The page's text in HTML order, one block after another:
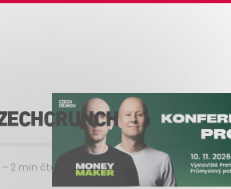
– 2 min čtení